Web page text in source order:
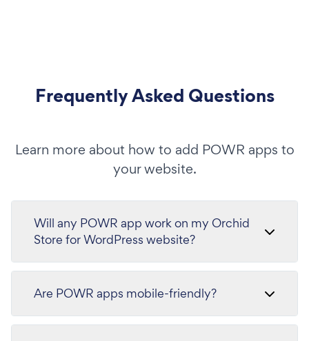
Frequently Asked Questions
Learn more about how to add POWR apps to
your website.
Will any POWR app work on my Orchid
Store for WordPress website?
Are POWR apps mobile-friendly?